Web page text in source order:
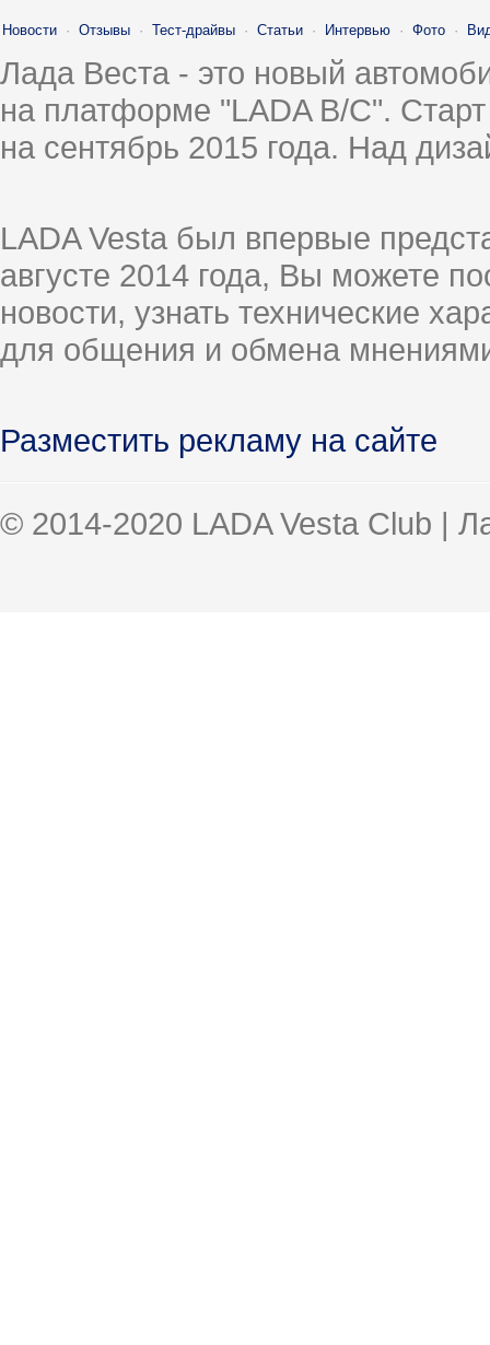
Новости · Отзывы · Тест-драйвы · Статьи · Интервью · Фото ·
Лада Веста - это новый
на платформе "LADA B/C".
на сентябрь 2015 года. Над
LADA Vesta был впервые
августе 2014 года, Вы можете
новости, узнать технические
для общения и обмена
Разместить рекламу на сайте
© 2014-2020 LADA Vesta Club |